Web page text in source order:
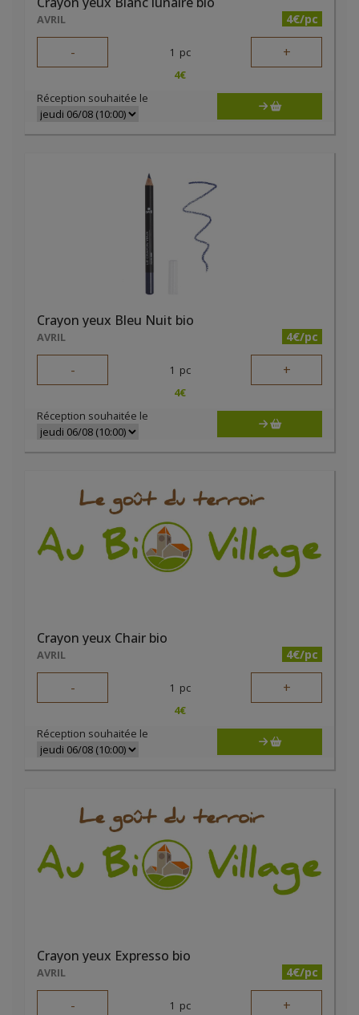
AVRIL 4€/pc
- 1 pc +
4€
Réception souhaitée le
Crayon yeux Bleu Nuit bio
AVRIL 4€/pc
- 1 pc +
4€
Réception souhaitée le
Crayon yeux Chair bio
AVRIL 4€/pc
- 1 pc +
4€
Réception souhaitée le
Crayon yeux Expresso bio
AVRIL 4€/pc
- 1 pc +